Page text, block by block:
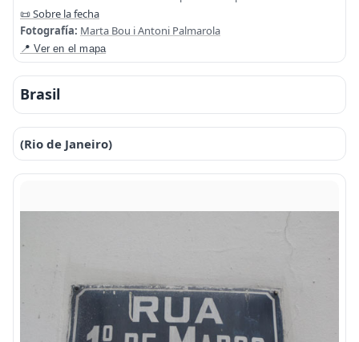
📜 Sobre la fecha
Fotografía: Marta Bou i Antoni Palmarola
📍 Ver en el mapa
Brasil
(Rio de Janeiro)